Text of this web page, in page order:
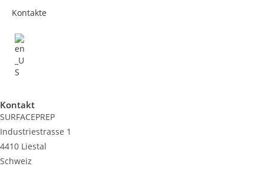
Kontakte
Kontakt
SURFACEPREP
Industriestrasse 1
4410 Liestal
Schweiz